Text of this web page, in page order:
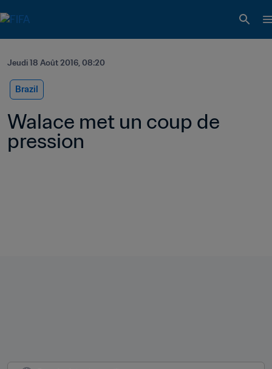
Jeudi 18 Août 2016, 08:20
Brazil
Walace met un coup de
pression